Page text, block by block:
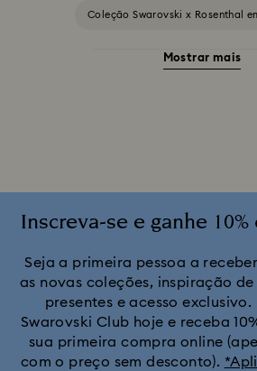
Coleção Swarovski x Rosenthal
Decoração e figuras de A Bela e
Figuras e Ornamentos MARVEL x
Figuras e decorações do
Ornamentos e Figuras Alice no País
Mostrar mais
Inscreva-se e ganhe
Seja a primeira pessoa a
as novas coleções, inspiração
presentes e acesso exclusivo.
Swarovski Club hoje e receba
sua primeira compra online
com o preço sem desconto).